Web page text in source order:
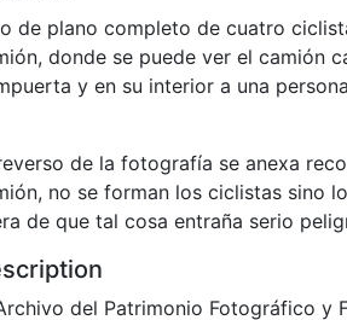
de plano completo de cuatro
donde se puede ver el camión
y en su interior a una
de la fotografía se anexa
no se forman los ciclistas sino
de que tal cosa entraña serio
del Patrimonio Fotográfico y